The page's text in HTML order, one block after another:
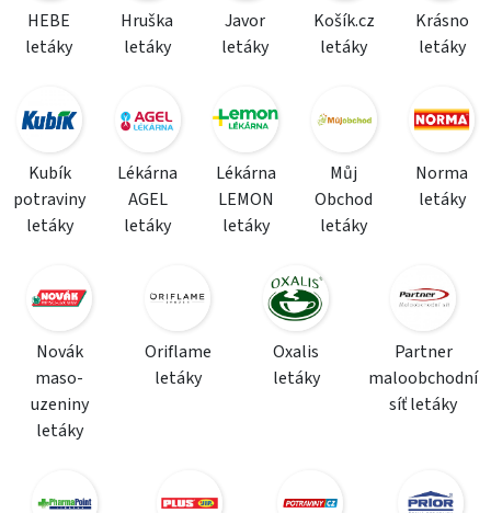
HEBE
letáky
Hruška
letáky
Javor
letáky
Košík.cz
letáky
Krásno
letáky
Kubík
potraviny
letáky
Lékárna
AGEL
letáky
Lékárna
LEMON
letáky
Můj
Obchod
letáky
Norma
letáky
Novák
maso-
uzeniny
letáky
Oriflame
letáky
Oxalis
letáky
Partner
maloobchodní
síť letáky